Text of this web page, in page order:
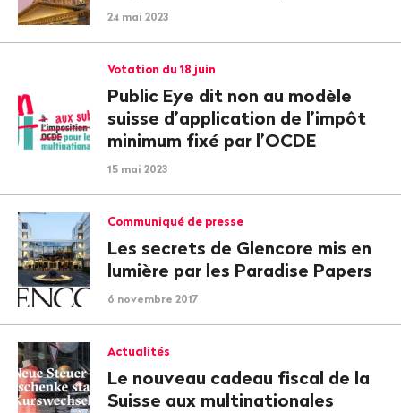
24 mai 2023
Votation du 18 juin
Public Eye dit non au modèle
suisse d’application de l’impôt
minimum fixé par l’OCDE
15 mai 2023
Communiqué de presse
Les secrets de Glencore mis en
lumière par les Paradise Papers
6 novembre 2017
Actualités
Le nouveau cadeau fiscal de la
Suisse aux multinationales